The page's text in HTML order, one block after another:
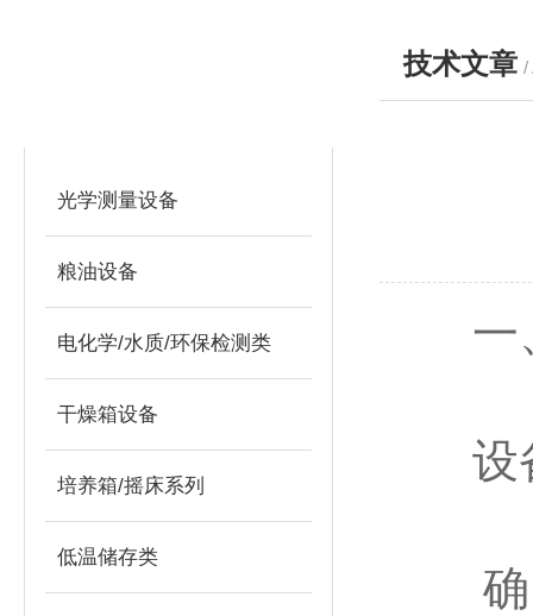
光学测量设备
粮油设备
电化学/水质/环保检测类
干燥箱设备
培养箱/摇床系列
低温储存类
技术文章 /
一、
设
确认